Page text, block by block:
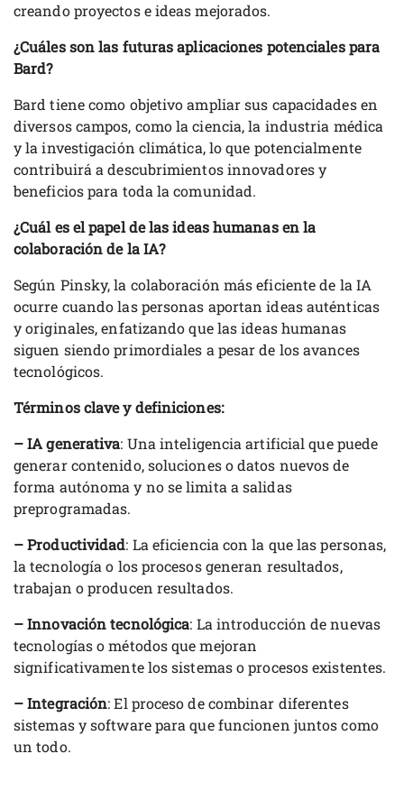
creando proyectos e ideas mejorados.
¿Cuáles son las futuras aplicaciones potenciales para
Bard?
Bard tiene como objetivo ampliar sus capacidades en
diversos campos, como la ciencia, la industria médica
y la investigación climática, lo que potencialmente
contribuirá a descubrimientos innovadores y
beneficios para toda la comunidad.
¿Cuál es el papel de las ideas humanas en la
colaboración de la IA?
Según Pinsky, la colaboración más eficiente de la IA
ocurre cuando las personas aportan ideas auténticas
y originales, enfatizando que las ideas humanas
siguen siendo primordiales a pesar de los avances
tecnológicos.
Términos clave y definiciones:
– IA generativa: Una inteligencia artificial que puede
generar contenido, soluciones o datos nuevos de
forma autónoma y no se limita a salidas
preprogramadas.
– Productividad: La eficiencia con la que las personas,
la tecnología o los procesos generan resultados,
trabajan o producen resultados.
– Innovación tecnológica: La introducción de nuevas
tecnologías o métodos que mejoran
significativamente los sistemas o procesos existentes.
– Integración: El proceso de combinar diferentes
sistemas y software para que funcionen juntos como
un todo.